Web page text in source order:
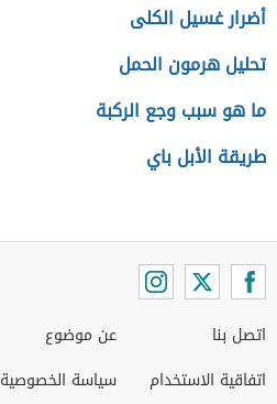
أضرار غسيل الكلى
تحليل هرمون الحمل
ما هو سبب وجع الركبة
طريقة الأبل باي
اتصل بنا
اتفاقية الاستخدام
عن موضوع
سياسة الخصوصية